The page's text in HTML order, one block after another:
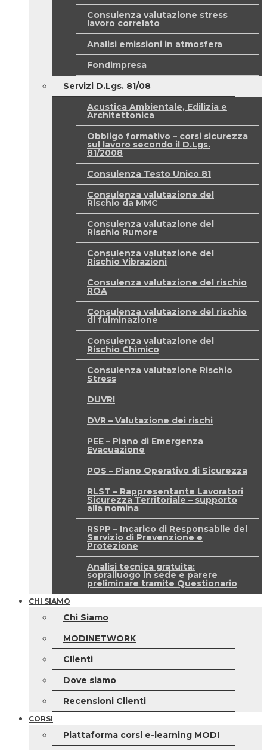
Consulenza valutazione stress
lavoro correlato
Analisi emissioni in atmosfera
Fondimpresa
Servizi D.Lgs. 81/08
Acustica Ambientale, Edilizia e
Architettonica
Obbligo formativo – corsi sicurezza
sul lavoro secondo il D.Lgs.
81/2008
Consulenza Testo Unico 81
Consulenza valutazione del
Rischio da MMC
Consulenza valutazione del
Rischio Rumore
Consulenza valutazione del
Rischio Vibrazioni
Consulenza valutazione del rischio
ROA
Consulenza valutazione del rischio
di fulminazione
Consulenza valutazione del
Rischio Chimico
Consulenza valutazione Rischio
Stress
DUVRI
DVR – Valutazione dei rischi
PEE – Piano di Emergenza
Evacuazione
POS – Piano Operativo di Sicurezza
RLST – Rappresentante Lavoratori
Sicurezza Territoriale – supporto
alla nomina
RSPP – Incarico di Responsabile del
Servizio di Prevenzione e
Protezione
Analisi tecnica gratuita:
sopralluogo in sede e parere
preliminare tramite Questionario
CHI SIAMO
Chi Siamo
MODINETWORK
Clienti
Dove siamo
Recensioni Clienti
CORSI
Piattaforma corsi e-learning MODI